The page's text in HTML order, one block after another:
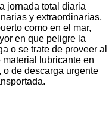
jornada total diaria
y extraordinarias,
como en el mar,
en que peligre la
o se trate de proveer al
lubricante en
de descarga urgente